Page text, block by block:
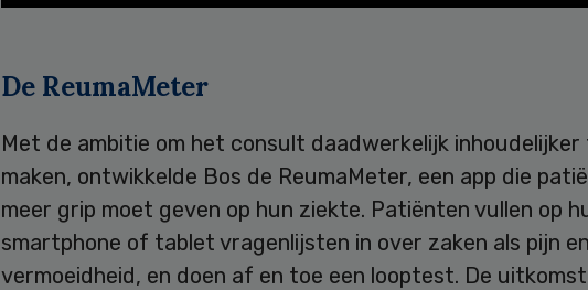
De ReumaMeter
Met de ambitie om het consult daadwerkelijk inhoudelijker
maken, ontwikkelde Bos de ReumaMeter, een app die
meer grip moet geven op hun ziekte. Patiënten vullen op
smartphone of tablet vragenlijsten in over zaken als pijn
vermoeidheid, en doen af en toe een looptest. De